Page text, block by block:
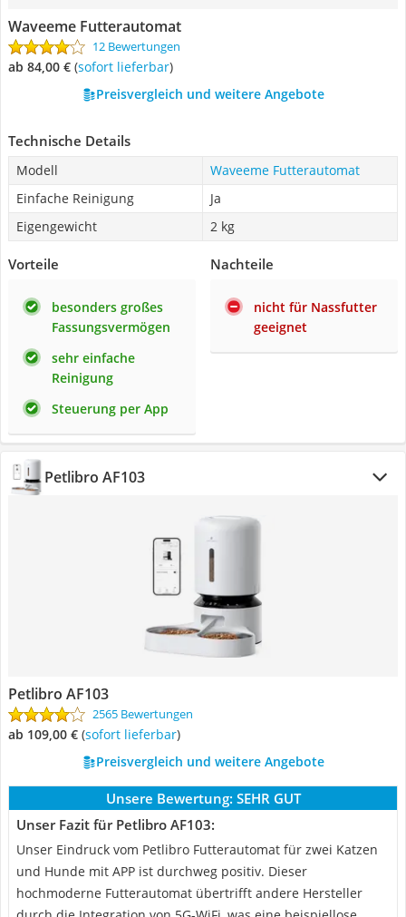
Waveeme Futterautomat
12 Bewertungen
ab 84,00 € ( Sofort lieferbar)
Preisvergleich und weitere Angebote
Technische Details
Modell
Waveeme Futterautomat
Einfache Reinigung
Ja
Eigengewicht
2 kg
Vorteile
besonders großes
Fassungsvermögen
sehr einfache
Reinigung
Steuerung per App
Nachteile
nicht für Nassfutter
geeignet
Petlibro AF103
Petlibro AF103
2565 Bewertungen
ab 109,00 € ( Sofort lieferbar)
Preisvergleich und weitere Angebote
Unsere Bewertung: SEHR GUT
Unser Fazit für Petlibro AF103:
Unser Eindruck vom Petlibro Futterautomat für zwei Katzen
und Hunde mit APP ist durchweg positiv. Dieser
hochmoderne Futterautomat übertrifft andere Hersteller